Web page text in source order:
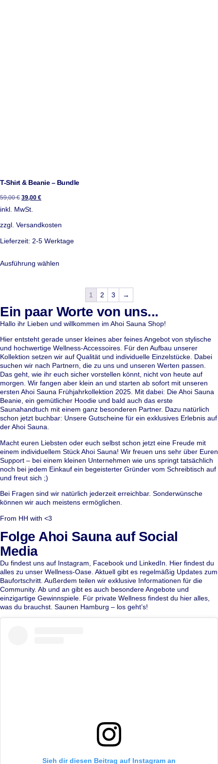
T-Shirt & Beanie – Bundle
59,00€ 39,00 €
inkl. MwSt.
zzgl. Versandkosten
Lieferzeit: 2-5 Werktage
Ausführung wählen
1 2 3 →
Ein paar Worte von uns...
Hallo ihr Lieben und willkommen im Ahoi Sauna Shop!
Hier entsteht gerade unser kleines aber feines Angebot von stylische
und hochwertige Wellness-Accessoires. Für den Aufbau unserer
Kollektion setzen wir auf Qualität und individuelle Einzelstücke. Dabei
suchen wir nach Partnern, die zu uns und unseren Werten passen.
Das geht, wie ihr euch sicher vorstellen könnt, nicht von heute auf
morgen. Wir fangen aber klein an und starten ab sofort mit unseren
ersten Ahoi Sauna Frühjahrkollektion 2025. Mit dabei: Die Ahoi Sauna
Beanie, ein gemütlicher Hoodie und bald auch das erste
Saunahandtuch mit einem ganz besonderen Partner. Dazu natürlich
schon jetzt buchbar: Unsere Gutscheine für ein exklusives Erlebnis auf
der Ahoi Sauna.
Macht euren Liebsten oder euch selbst schon jetzt eine Freude mit
einem individuellem Stück Ahoi Sauna! Wir freuen uns sehr über Euren
Support – bei einem kleinen Unternehmen wie uns springt tatsächlich
noch bei jedem Einkauf ein begeisterter Gründer vom Schreibtisch auf
und freut sich ;)
Bei Fragen sind wir natürlich jederzeit erreichbar. Sonderwünsche
können wir auch meistens ermöglichen.
From HH with <3
Folge Ahoi Sauna auf Social
Media
Du findest uns auf Instagram Facebook und LinkedIn . Hier findest du
alles zu unser Wellness-Oase. Aktuell gibt es regelmäßig Updates zum
Baufortschritt. Außerdem teilen wir exklusive Informationen für die
Community. Ab und an gibt es auch besondere Angebote und
einzigartige Gewinnspiele. Für private Wellness findest du hier alles,
was du brauchst. Saunen Hamburg – los geht’s!
Sieh dir diesen Beitrag auf Instagram an